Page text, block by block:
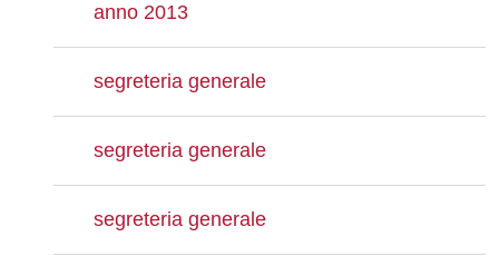
anno 2013
segreteria generale
segreteria generale
segreteria generale